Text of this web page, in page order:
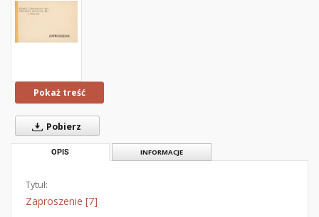
Pokaż treść
Pobierz
OPIS INFORMACJE
Tytuł:
Zaproszenie [7]